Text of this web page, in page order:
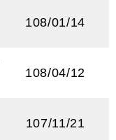
108/01/14
108/04/12
107/11/21